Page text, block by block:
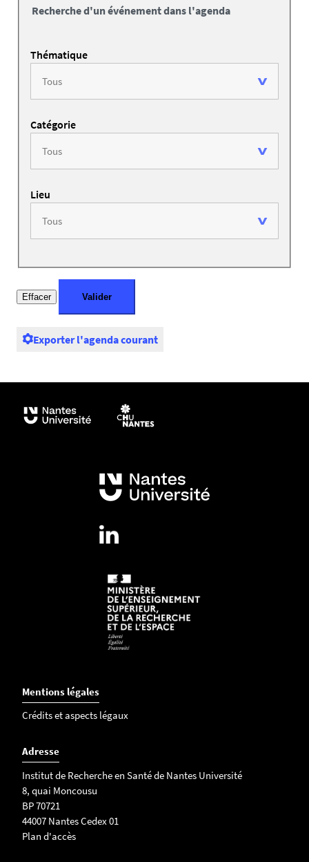
Recherche d'un événement dans l'agenda
Thématique
Catégorie
Lieu
Exporter l'agenda courant
Mentions légales
Crédits et aspects légaux
Adresse
Institut de Recherche en Santé de Nantes Université
8, quai Moncousu
BP 70721
44007 Nantes Cedex 01
Plan d'accès